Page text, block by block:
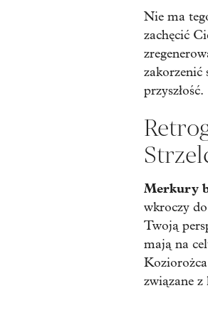
Nie ma
zachęcić
zakorzenić
przyszłość.
Merkury
wkroczy
Twoją
mają na
związane